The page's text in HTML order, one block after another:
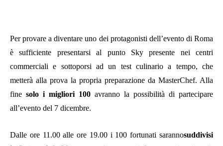
Per provare a diventare uno dei protagonisti dell’evento di Roma
è sufficiente presentarsi al punto Sky presente nei centri
commerciali e sottoporsi ad un test culinario a tempo, che
metterà alla prova la propria preparazione da MasterChef. Alla
fine solo i migliori 100 avranno la possibilità di partecipare
all’evento del 7 dicembre.
Dalle ore 11.00 alle ore 19.00 i 100 fortunati sarannosuddivisi